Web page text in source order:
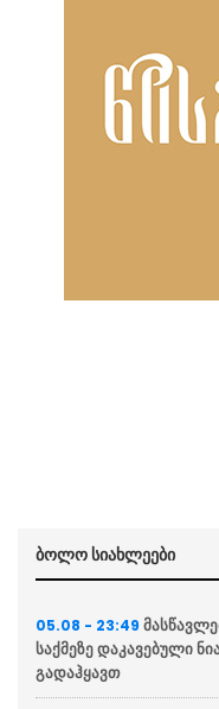
ბოლო სიახლეები
05.08 - 23:49
საქმეზე დაკავებული
გადაჰყავთ